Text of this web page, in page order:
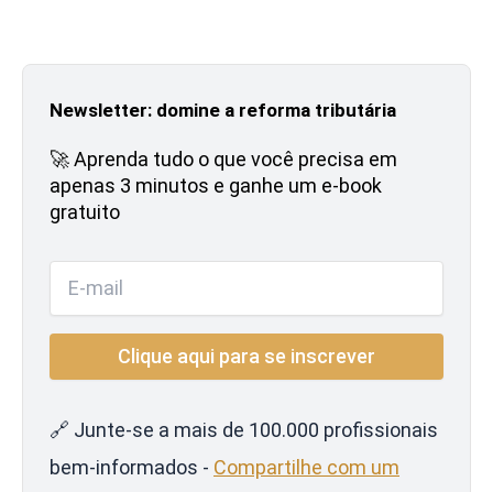
Newsletter: domine a reforma tributária
🚀 Aprenda tudo o que você precisa em
apenas 3 minutos e ganhe um e-book
gratuito
🔗 Junte-se a mais de 100.000 profissionais
bem-informados - Compartilhe com um